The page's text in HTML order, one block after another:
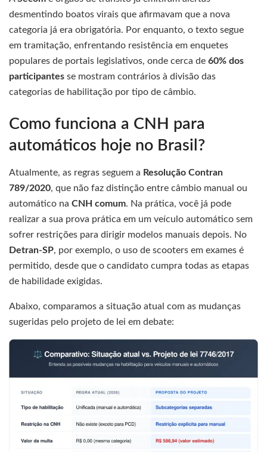
desmentindo boatos virais que afirmavam que a nova
categoria já era obrigatória. Por enquanto, o texto segue
em tramitação, enfrentando resistência em enquetes
populares de portais legislativos, onde cerca de 60% dos
participantes se mostram contrários à divisão das
categorias de habilitação por tipo de câmbio.
Como funciona a CNH para
automáticos hoje no Brasil?
Atualmente, as regras seguem a Resolução Contran
789/2020, que não faz distinção entre câmbio manual ou
automático na CNH comum. Na prática, você já pode
realizar a sua prova prática em um veículo automático sem
sofrer restrições para dirigir modelos manuais depois. No
Detran-SP, por exemplo, o uso de scooters em exames é
permitido, desde que o candidato cumpra todas as etapas
de habilidade exigidas.
Abaixo, comparamos a situação atual com as mudanças
sugeridas pelo projeto de lei em debate: